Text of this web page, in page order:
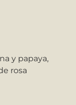
y papaya,
rosa